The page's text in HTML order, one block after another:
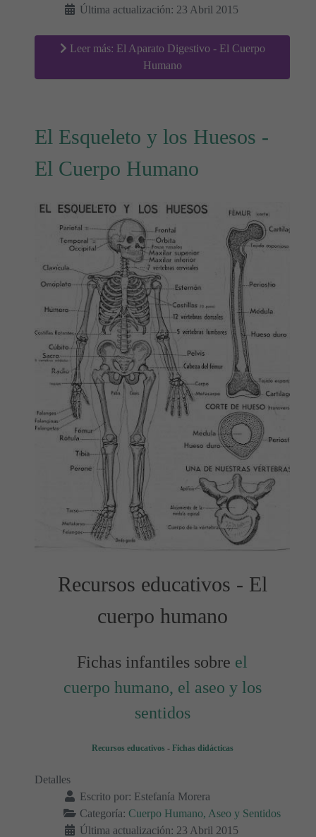
Última actualización: 23 Abril 2015
Leer más: El Aparato Digestivo - El Cuerpo
Humano
El Esqueleto y los Huesos -
El Cuerpo Humano
Recursos educativos - El
cuerpo humano
Fichas infantiles sobre el
cuerpo humano, el aseo y los
sentidos
Recursos educativos - Fichas didácticas
Detalles
Escrito por: Estefanía Morera
Categoría: Cuerpo Humano, Aseo y Sentidos
Última actualización: 23 Abril 2015